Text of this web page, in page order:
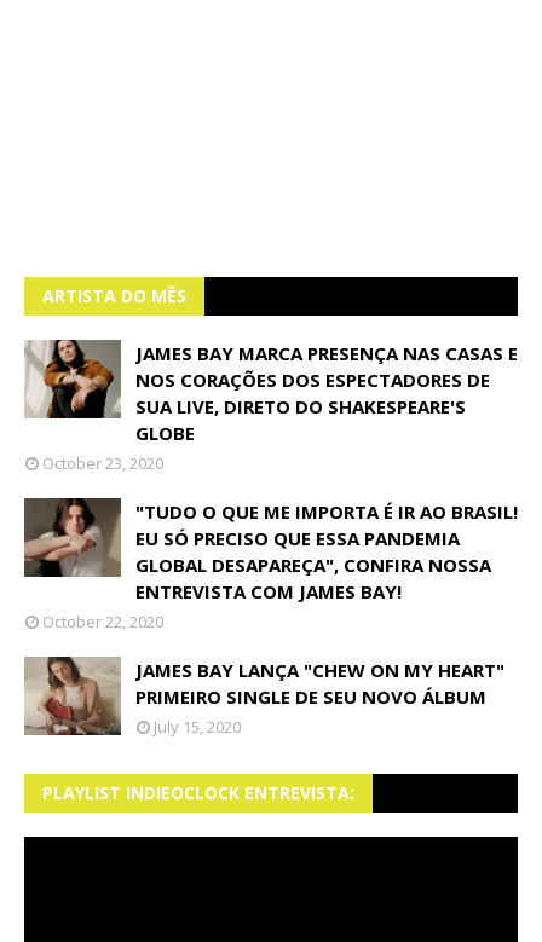
ARTISTA DO MÊS
JAMES BAY MARCA PRESENÇA NAS CASAS E
NOS CORAÇÕES DOS ESPECTADORES DE
SUA LIVE, DIRETO DO SHAKESPEARE'S
GLOBE
October 23, 2020
"TUDO O QUE ME IMPORTA É IR AO BRASIL!
EU SÓ PRECISO QUE ESSA PANDEMIA
GLOBAL DESAPAREÇA", CONFIRA NOSSA
ENTREVISTA COM JAMES BAY!
October 22, 2020
JAMES BAY LANÇA "CHEW ON MY HEART"
PRIMEIRO SINGLE DE SEU NOVO ÁLBUM
July 15, 2020
PLAYLIST INDIEOCLOCK ENTREVISTA: